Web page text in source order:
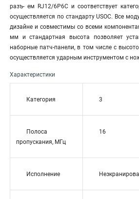
разъ- ем RJ12/6P6C и соответствует
осуществляется по стандарту USOC. Все
дизайне и совместимы со всеми
мм и стандартная высота позволяет
наборные патч-панели, в том числе с
осуществляется ударным инструментом с
Характеристики
Категория 3
Полоса
пропускания, МГц
16
Исполнение